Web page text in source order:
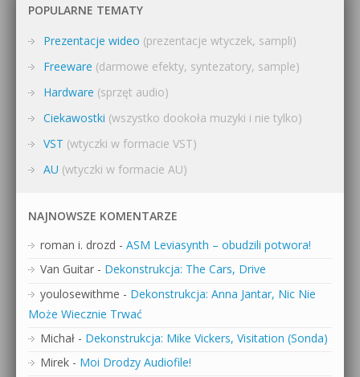
POPULARNE TEMATY
Prezentacje wideo (prezentacje wtyczek, sampli)
Freeware (darmowe efekty, syntezatory, sample)
Hardware (sprzęt audio)
Ciekawostki (wszystko dookoła muzyki i nie tylko)
VST (wtyczki w formacie VST)
AU (wtyczki w formacie AU)
NAJNOWSZE KOMENTARZE
roman i. drozd - ASM Leviasynth – obudzili potwora!
Van Guitar - Dekonstrukcja: The Cars, Drive
youlosewithme - Dekonstrukcja: Anna Jantar, Nic Nie
Może Wiecznie Trwać
Michał - Dekonstrukcja: Mike Vickers, Visitation (Sonda)
Mirek - Moi Drodzy Audiofile!